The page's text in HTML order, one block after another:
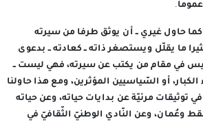
حاول غيري ــ أن يوثق طرفا من سيرته
ما يقلّل ويستصغر ذاته ــ كعادته ــ بدعوى
ليس في مقام من يكتب عن سيرته، فهي ليست ــ
الكبار، أو السّياسيين المؤثرين، ومع هذا حاولنا
توثيقات مرئيّة عن بدايات حياته، وعن حياته
وعُمان، وعن النّادي الوطنيّ الثّقافيّ في